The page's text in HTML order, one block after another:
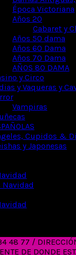
Época Victoriana
Años 20
Cabaret y
Años 50 dama
Años 60 Dama
Años 70 Dama
AÑOS 80 DAMA
y Circo
y Vaqueras y
Vampiras
Cupidos &
y Japonesas
48 77 /
DE DONDE